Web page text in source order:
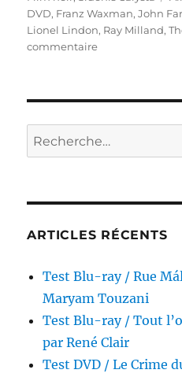
DVD, Franz Waxman,John
Lionel Lindon, Ray Milland,
commentairesur
pacte
avec
le
John
Farrow
Recherche
pour :
ARTICLES RÉCENTS
Test Blu-ray / Rue
Maryam Touzani
Test Blu-ray / Tout
par René Clair
Test DVD / Le Crime